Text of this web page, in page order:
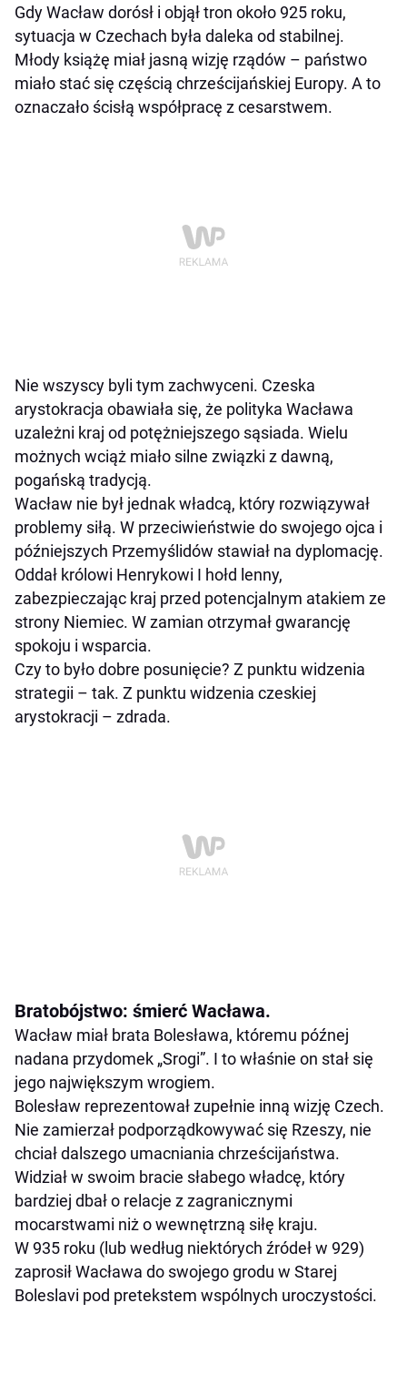
Gdy Wacław dorósł i objął tron około 925 roku,
sytuacja w Czechach była daleka od stabilnej.
Młody książę miał jasną wizję rządów – państwo
miało stać się częścią chrześcijańskiej Europy. A to
oznaczało ścisłą współpracę z cesarstwem.
Nie wszyscy byli tym zachwyceni. Czeska
arystokracja obawiała się, że polityka Wacława
uzależni kraj od potężniejszego sąsiada. Wielu
możnych wciąż miało silne związki z dawną,
pogańską tradycją.
Wacław nie był jednak władcą, który rozwiązywał
problemy siłą. W przeciwieństwie do swojego ojca i
późniejszych Przemyślidów stawiał na dyplomację.
Oddał królowi Henrykowi I hołd lenny,
zabezpieczając kraj przed potencjalnym atakiem ze
strony Niemiec. W zamian otrzymał gwarancję
spokoju i wsparcia.
Czy to było dobre posunięcie? Z punktu widzenia
strategii – tak. Z punktu widzenia czeskiej
arystokracji – zdrada.
Bratobójstwo: śmierć Wacława.
Wacław miał brata Bolesława, któremu późnej
nadana przydomek „Srogi”. I to właśnie on stał się
jego największym wrogiem.
Bolesław reprezentował zupełnie inną wizję Czech.
Nie zamierzał podporządkowywać się Rzeszy, nie
chciał dalszego umacniania chrześcijaństwa.
Widział w swoim bracie słabego władcę, który
bardziej dbał o relacje z zagranicznymi
mocarstwami niż o wewnętrzną siłę kraju.
W 935 roku (lub według niektórych źródeł w 929)
zaprosił Wacława do swojego grodu w Starej
Boleslavi pod pretekstem wspólnych uroczystości.